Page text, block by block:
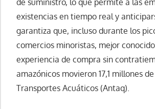
de suministro, lo que permite a las
existencias en tiempo real y
garantiza que, incluso durante los
comercios minoristas, mejor
experiencia de compra sin
amazónicos movieron 17,1 millones
Transportes Acuáticos (Antaq).